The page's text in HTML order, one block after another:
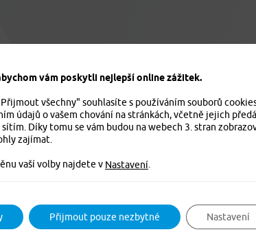
vám poskytli nejlepší online zážitek.
všechny" souhlasíte s používáním souborů
údajů o vašem chování na stránkách, včetně jejich
Díky tomu se vám budou na webech 3. stran
zajímat.
vaší volby najdete v Nastavení
Přijmout pouze nezbytné Nastavení